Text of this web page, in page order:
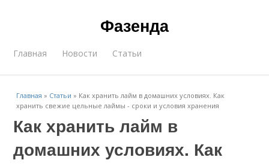
Фазенда
Главная Новости Статьи
Главная » Статьи » Как хранить лайм в домашних условиях. Как
хранить свежие цельные лаймы - сроки и условия хранения
Как хранить лайм в
домашних условиях. Как